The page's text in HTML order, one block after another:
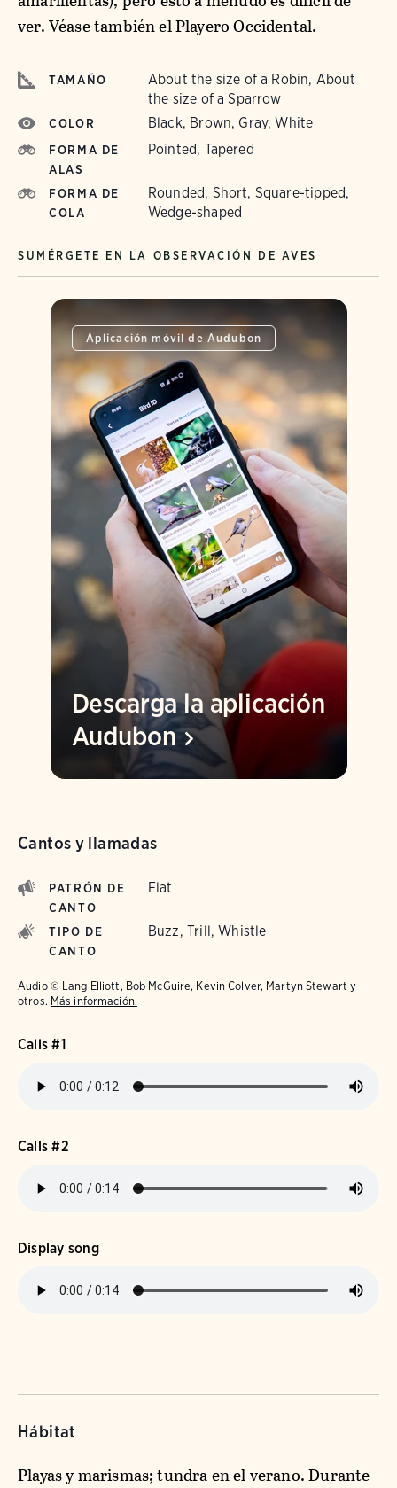
ver. Véase también el Playero Occidental.
TAMAÑO
About the size of a Robin, About
the size of a Sparrow
COLOR Black, Brown, Gray, White
FORMA DE
ALAS
Pointed, Tapered
FORMA DE
COLA
Rounded, Short, Square-tipped,
Wedge-shaped
SUMÉRGETE EN LA OBSERVACIÓN DE AVES
Aplicación móvil de Audubon
Descarga la aplicación
Audubon
Cantos y llamadas
PATRÓN DE
CANTO
Flat
TIPO DE
CANTO
Buzz, Trill, Whistle
Audio © Lang Elliott, Bob McGuire, Kevin Colver, Martyn Stewart y
otros. Más información.
Calls #1
Calls #2
Display song
Hábitat
Playas y marismas; tundra en el verano. Durante